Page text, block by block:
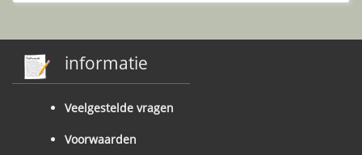
informatie
Veelgestelde vragen
Voorwaarden